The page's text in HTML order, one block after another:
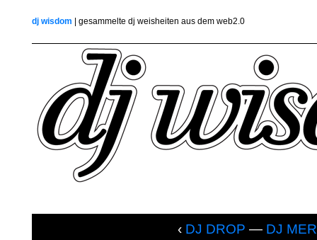
dj wisdom | gesammelte dj weisheiten aus dem web2.0
‹ DJ DROP — DJ